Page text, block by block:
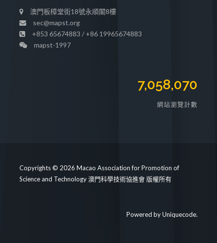
澳門板樟堂街18號永順閣8樓
sec@mapst.org
+853 65674883 / +86 19965674883
mapst-1997
7,058,070
網站瀏覽計數
Copyrights © 2026 Macao Association for Promotion of
Science and Technology 澳門科學技術協進會 版權所有
Powered byUniquecode.